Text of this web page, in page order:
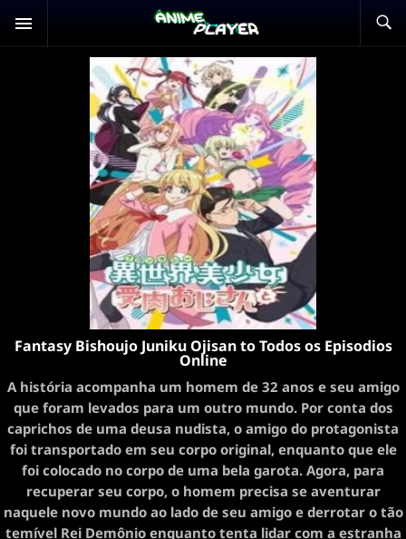
Fantasy Bishoujo Juniku Ojisan to Todos os Episodios
Online
A história acompanha um homem de 32 anos e seu amigo
que foram levados para um outro mundo. Por conta dos
caprichos de uma deusa nudista, o amigo do protagonista
foi transportado em seu corpo original, enquanto que ele
foi colocado no corpo de uma bela garota. Agora, para
recuperar seu corpo, o homem precisa se aventurar
naquele novo mundo ao lado de seu amigo e derrotar o tão
temível Rei Demônio enquanto tenta lidar com a estranha